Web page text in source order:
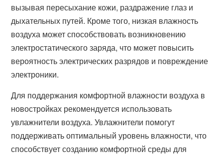
вызывая пересыхание кожи, раздражение глаз и
дыхательных путей. Кроме того, низкая влажность
воздуха может способствовать возникновению
электростатического заряда, что может повысить
вероятность электрических разрядов и повреждение
электроники.
Для поддержания комфортной влажности воздуха в
новостройках рекомендуется использовать
увлажнители воздуха. Увлажнители помогут
поддерживать оптимальный уровень влажности, что
способствует созданию комфортной среды для